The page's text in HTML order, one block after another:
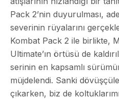
Pack 2’nin duyurulması,
severinin rüyalarını
Kombat Pack 2 ile birlikte,
Ultimate’ın örtüsü de
serinin en kapsamlı
müjdelendi. Sanki
çıkarken, biz de